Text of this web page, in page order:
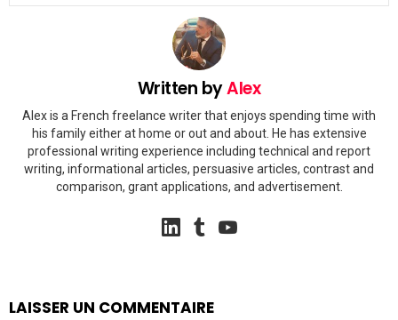
Written byAlex
Alex is a French freelance writer that enjoys spending time with
his family either at home or out and about. He has extensive
professional writing experience including technical and report
writing, informational articles, persuasive articles, contrast and
comparison, grant applications, and advertisement.
linkedin
LAISSER UN COMMENTAIRE